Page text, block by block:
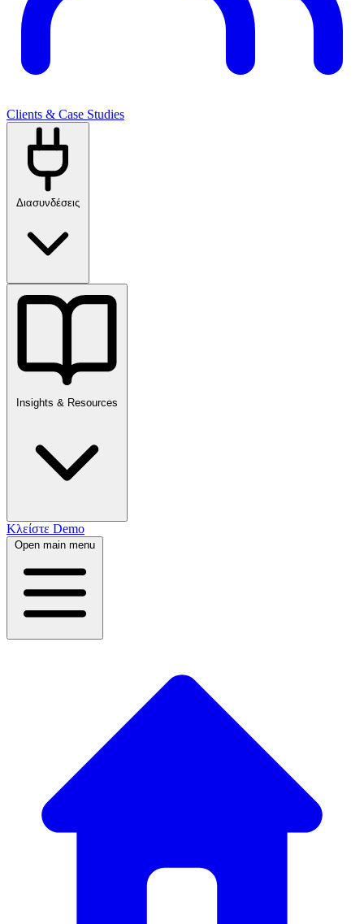
Clients & Case Studies
Διασυνδέσεις
Insights & Resources
Κλείστε Demo
Open main menu